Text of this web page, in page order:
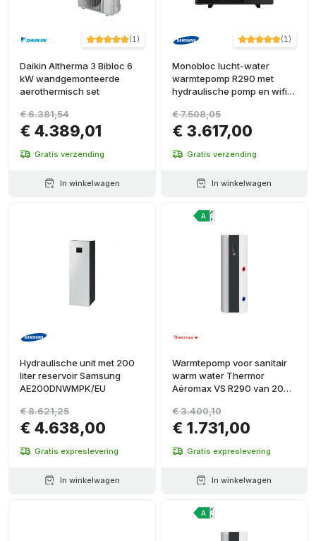
(1)
Daikin Altherma 3 Bibloc 6
kW wandgemonteerde
aerothermisch set
€ 4.389,01
€ 6.381,54
Gratis verzending
In winkelwagen
(1)
Monobloc lucht-water
warmtepomp R290 met
hydraulische pomp en wifi
Enkelfasig
€ 3.617,00
€ 7.508,05
Gratis verzending
In winkelwagen
Hydraulische unit met 200
liter reservoir Samsung
AE200DNWMPK/EU
€ 4.638,00
€ 8.621,25
Gratis expreslevering
In winkelwagen
Warmtepomp voor sanitair
warm water Thermor
Aéromax VS R290 van 200
€ 1.731,00
€ 3.400,10
Gratis expreslevering
In winkelwagen